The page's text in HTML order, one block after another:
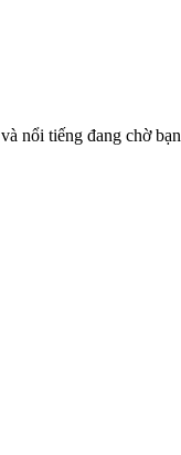
nổi tiếng đang chờ